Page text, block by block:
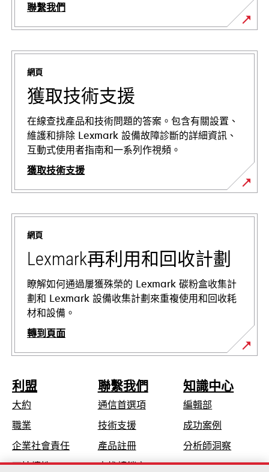
聯繫我們
網頁
獲取技術支援
在線查找產品和技術問題的答案。包含有關設置、
維護和排除 Lexmark 設備故障診斷的詳細資訊、
互動式使用者指南和一系列作視頻。
獲取技術支援
在
新
網頁
Lexmark再利用和回收計劃
瞭解如何通過屢獲殊榮的 Lexmark 碳粉盒收集計
劃和 Lexmark 設備收集計劃來重複使用和回收耗
材和設備。
轉到頁面
利盟
大約
職業
企業社會責任在
新
可持續性
聯繫我們
通信首選項
技術支援在
標
籤
產品註冊
查找轉銷商
知識中心
編輯部
成功案例
分析師洞察